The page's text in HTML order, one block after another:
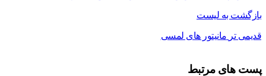
بازگشت به لیست
قدیمی تر مانیتور های لمسی
پست های مرتبط